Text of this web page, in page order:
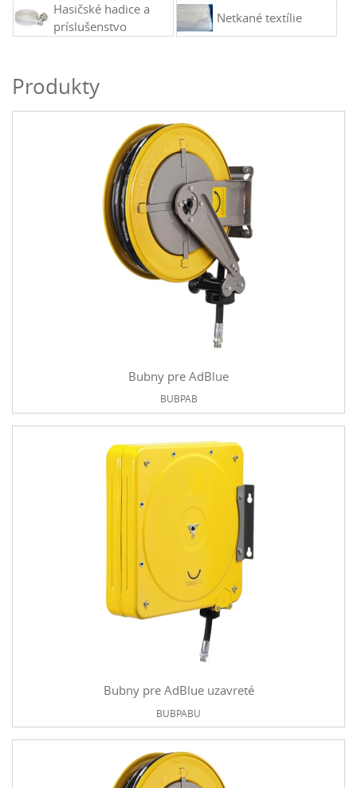
Hasičské hadice a
príslušenstvo
Netkané textílie
Produkty
Bubny pre AdBlue
BUBPAB
Bubny pre AdBlue uzavreté
BUBPABU